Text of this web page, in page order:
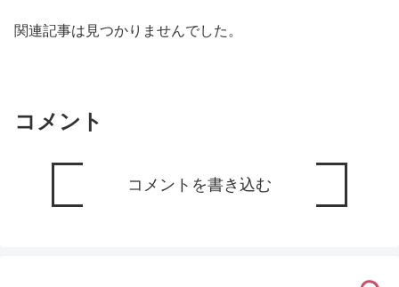
関連記事は見つかりませんでした。
コメント
コメントを書き込む